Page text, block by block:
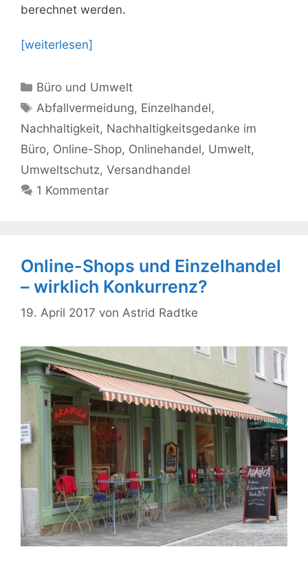
berechnet werden.
[weiterlesen]
Kategorien
Büro und Umwelt
Schlagwörter
Abfallvermeidung, Einzelhandel,
Nachhaltigkeit, Nachhaltigkeitsgedanke im
Büro, Online-Shop, Onlinehandel, Umwelt,
Umweltschutz, Versandhandel
1 Kommentar
Online-Shops und Einzelhandel
– wirklich Konkurrenz?
19. April 2017 von Astrid Radtke